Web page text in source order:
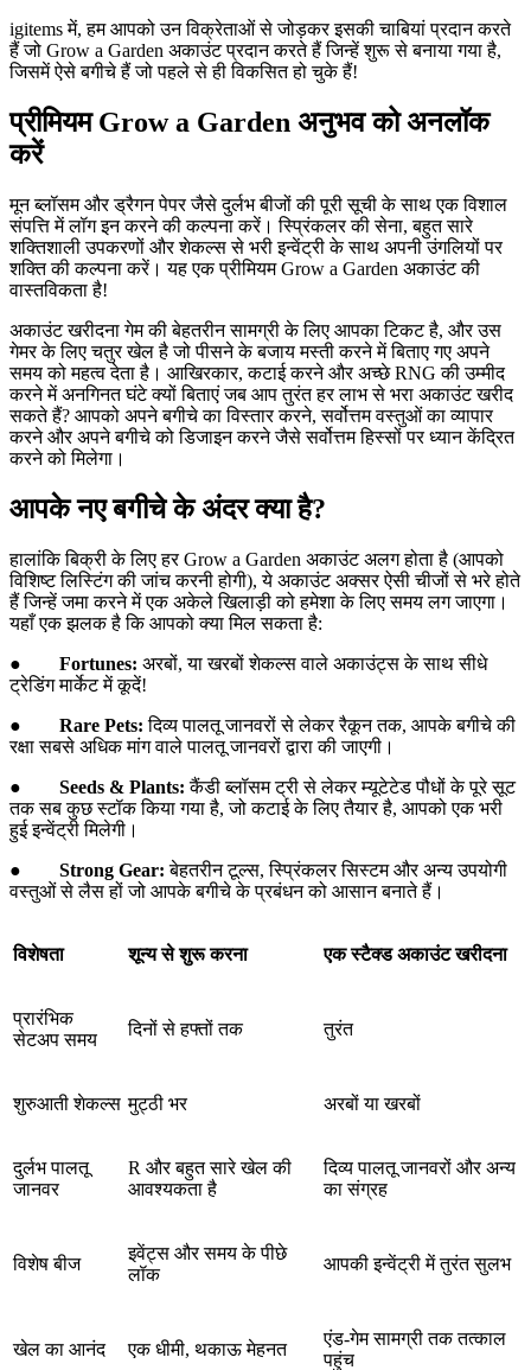
igitems में, हम आपको उन विक्रेताओं से जोड़कर इसकी चाबियां प्रदान करते
हैं जो Grow a Garden अकाउंट प्रदान करते हैं जिन्हें शुरू से बनाया गया है,
जिसमें ऐसे बगीचे हैं जो पहले से ही विकसित हो चुके हैं!
प्रीमियम Grow a Garden अनुभव को अनलॉक
करें
मून ब्लॉसम और ड्रैगन पेपर जैसे दुर्लभ बीजों की पूरी सूची के साथ एक विशाल
संपत्ति में लॉग इन करने की कल्पना करें। स्प्रिंकलर की सेना, बहुत सारे
शक्तिशाली उपकरणों और शेकल्स से भरी इन्वेंट्री के साथ अपनी उंगलियों पर
शक्ति की कल्पना करें। यह एक प्रीमियम Grow a Garden अकाउंट की
वास्तविकता है!
अकाउंट खरीदना गेम की बेहतरीन सामग्री के लिए आपका टिकट है, और उस
गेमर के लिए चतुर खेल है जो पीसने के बजाय मस्ती करने में बिताए गए अपने
समय को महत्व देता है। आखिरकार, कटाई करने और अच्छे RNG की उम्मीद
करने में अनगिनत घंटे क्यों बिताएं जब आप तुरंत हर लाभ से भरा अकाउंट खरीद
सकते हैं? आपको अपने बगीचे का विस्तार करने, सर्वोत्तम वस्तुओं का व्यापार
करने और अपने बगीचे को डिजाइन करने जैसे सर्वोत्तम हिस्सों पर ध्यान केंद्रित
करने को मिलेगा।
आपके नए बगीचे के अंदर क्या है?
हालांकि बिक्री के लिए हर Grow a Garden अकाउंट अलग होता है (आपको
विशिष्ट लिस्टिंग की जांच करनी होगी), ये अकाउंट अक्सर ऐसी चीजों से भरे होते
हैं जिन्हें जमा करने में एक अकेले खिलाड़ी को हमेशा के लिए समय लग जाएगा।
यहाँ एक झलक है कि आपको क्या मिल सकता है:
● Fortunes: अरबों, या खरबों शेकल्स वाले अकाउंट्स के साथ सीधे
ट्रेडिंग मार्केट में कूदें!
● Rare Pets: दिव्य पालतू जानवरों से लेकर रैकून तक, आपके बगीचे की
रक्षा सबसे अधिक मांग वाले पालतू जानवरों द्वारा की जाएगी।
● Seeds & Plants: कैंडी ब्लॉसम ट्री से लेकर म्यूटेटेड पौधों के पूरे सूट
तक सब कुछ स्टॉक किया गया है, जो कटाई के लिए तैयार है, आपको एक भरी
हुई इन्वेंट्री मिलेगी।
● Strong Gear: बेहतरीन टूल्स, स्प्रिंकलर सिस्टम और अन्य उपयोगी
वस्तुओं से लैस हों जो आपके बगीचे के प्रबंधन को आसान बनाते हैं।
विशेषता शून्य से शुरू करना एक स्टैक्ड अकाउंट खरीदना
प्रारंभिक
सेटअप समय
दिनों से हफ्तों तक तुरंत
शुरुआती शेकल्स मुट्ठी भर अरबों या खरबों
दुर्लभ पालतू
जानवर
R और बहुत सारे खेल की
आवश्यकता है
दिव्य पालतू जानवरों और अन्य
का संग्रह
विशेष बीज
इवेंट्स और समय के पीछे
लॉक
आपकी इन्वेंट्री में तुरंत सुलभ
खेल का आनंद एक धीमी, थकाऊ मेहनत
एंड-गेम सामग्री तक तत्काल
पहुंच